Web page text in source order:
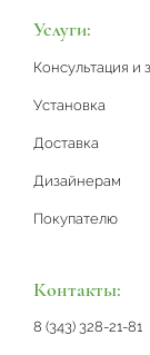
Услуги:
Консультация и
Установка
Доставка
Дизайнерам
Покупателю
Контакты:
8 (343) 328-21-81